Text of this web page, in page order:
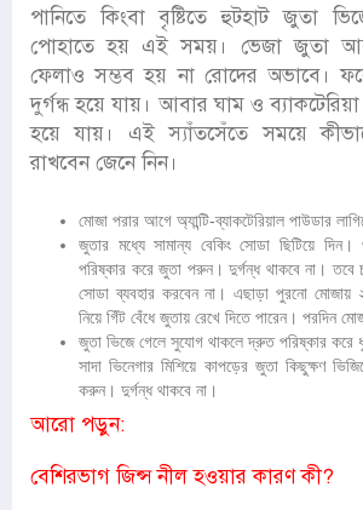
পানিতে কিংবা বৃষ্টিতে হুটহাট জুতা
পোহাতে হয় এই সময়। ভেজা জুতা
ফেলাও সম্ভব হয় না রোদের অভাবে।
দুর্গন্ধ হয়ে যায়। আবার ঘাম ও
হয়ে যায়। এই স্যাঁতসেঁতে সময়ে
রাখবেন জেনে নিন।
মোজা পরার আগে অ্যান্টি-ব্যাকটেরিয়াল পাউডার
জুতার মধ্যে সামান্য বেকিং সোডা ছিটিয়ে
পরিষ্কার করে জুতা পরুন। দুর্গন্ধ থাকবে না। তবে
সোডা ব্যবহার করবেন না। এছাড়া পুরনো মোজায়
নিয়ে গিঁট বেঁধে জুতায় রেখে দিতে পারেন। পরদিন
জুতা ভিজে গেলে সুযোগ থাকলে দ্রুত পরিষ্কার করে
সাদা ভিনেগার মিশিয়ে কাপড়ের জুতা কিছুক্ষণ
করুন। দুর্গন্ধ থাকবে না।
আরো পড়ুন:
বেশিরভাগ জিন্স নীল হওয়ার কারণ কী?